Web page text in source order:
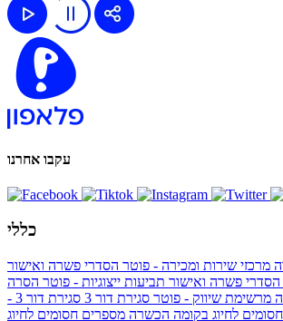
עקבו אחרנו
כללי
מרכזי שירות ומכירה - פוטר הסדרי פשרה ואישור
הסדרי פשרה ואישור תביעות ייצוגיות - פוטר הסרה
מרשימת שיווק - פוטר סגירת דור 3
סגירת דור 3 -
לחיוג בקומה הכשרה מספרים חסומים לחיוג